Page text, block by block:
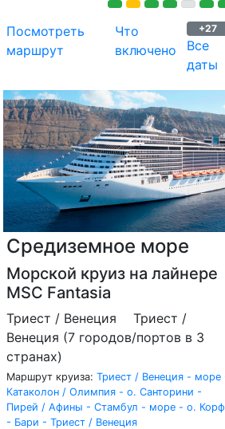
Посмотреть
маршрут
Что
включено
+27
Все
даты
Средиземное море
Морской круиз на лайнере
MSC Fantasia
Триест / Венеция
Триест /
Венеция (7 городов/портов в 3
странах)
Маршрут круиза: Триест / Венеция - море
Катаколон / Олимпия - о. Санторини -
Пирей / Афины - Стамбул - море - о.
- Бари - Триест / Венеция